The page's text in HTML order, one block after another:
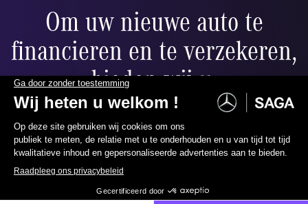
02 558 16 00
Om uw nieuwe auto te
financieren en te verzekeren,
bieden wij u:
Ballonfinanciering
restwaarde